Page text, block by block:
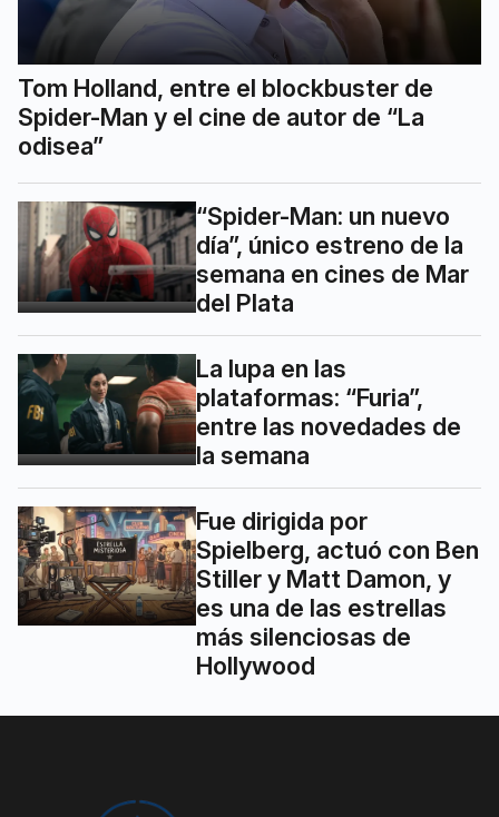
Tom Holland, entre el blockbuster de
Spider-Man y el cine de autor de “La
odisea”
“Spider-Man: un nuevo
día”, único estreno de la
semana en cines de Mar
del Plata
La lupa en las
plataformas: “Furia”,
entre las novedades de
la semana
Fue dirigida por
Spielberg, actuó con Ben
Stiller y Matt Damon, y
es una de las estrellas
más silenciosas de
Hollywood